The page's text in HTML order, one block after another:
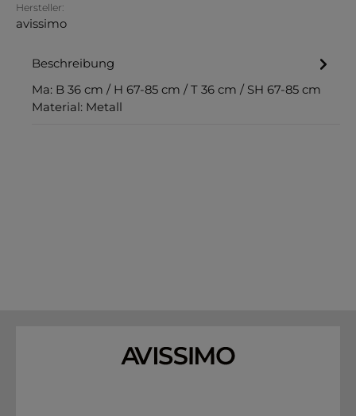
Hersteller:
avissimo
Beschreibung
Ma: B 36 cm / H 67-85 cm / T 36 cm / SH 67-85 cm
Material: Metall